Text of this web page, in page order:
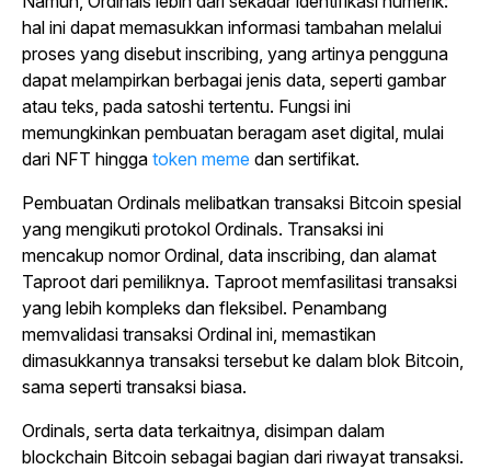
hal ini dapat memasukkan informasi tambahan melalui
proses yang disebut inscribing, yang artinya pengguna
dapat melampirkan berbagai jenis data, seperti gambar
atau teks, pada satoshi tertentu. Fungsi ini
memungkinkan pembuatan beragam aset digital, mulai
dari NFT hingga token meme dan sertifikat.
Pembuatan Ordinals melibatkan transaksi Bitcoin spesial
yang mengikuti protokol Ordinals. Transaksi ini
mencakup nomor Ordinal, data inscribing, dan alamat
Taproot dari pemiliknya. Taproot memfasilitasi transaksi
yang lebih kompleks dan fleksibel. Penambang
memvalidasi transaksi Ordinal ini, memastikan
dimasukkannya transaksi tersebut ke dalam blok Bitcoin,
sama seperti transaksi biasa.
Ordinals, serta data terkaitnya, disimpan dalam
blockchain Bitcoin sebagai bagian dari riwayat transaksi.